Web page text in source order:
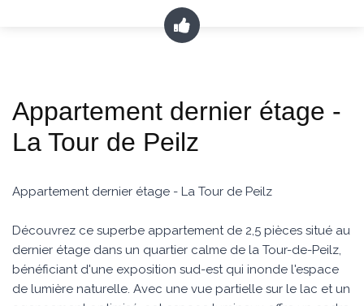
Appartement dernier étage -
La Tour de Peilz
Appartement dernier étage - La Tour de Peilz
Découvrez ce superbe appartement de 2,5 pièces situé au
dernier étage dans un quartier calme de la Tour-de-Peilz,
bénéficiant d'une exposition sud-est qui inonde l'espace
de lumière naturelle. Avec une vue partielle sur le lac et un